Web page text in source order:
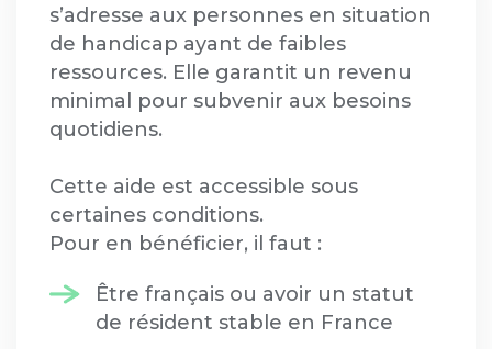
s’adresse aux personnes en situation
de handicap ayant de faibles
ressources. Elle garantit un revenu
minimal pour subvenir aux besoins
quotidiens.
Cette aide est accessible sous
certaines conditions.
Pour en bénéficier, il faut :
Être français ou avoir un statut
de résident stable en France